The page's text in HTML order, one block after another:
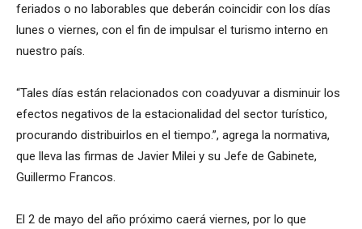
feriados o no laborables que deberán coincidir con los días
lunes o viernes, con el fin de impulsar el turismo interno en
nuestro país.
“Tales días están relacionados con coadyuvar a disminuir los
efectos negativos de la estacionalidad del sector turístico,
procurando distribuirlos en el tiempo.”, agrega la normativa,
que lleva las firmas de Javier Milei y su Jefe de Gabinete,
Guillermo Francos.
El 2 de mayo del año próximo caerá viernes, por lo que